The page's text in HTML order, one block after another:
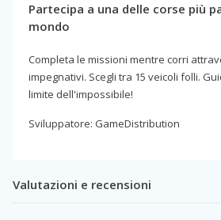
Partecipa a una delle corse più
mondo
Completa le missioni mentre corri
impegnativi. Scegli tra 15 veicoli folli.
limite dell'impossibile!
Sviluppatore: GameDistribution
Valutazioni e recensioni